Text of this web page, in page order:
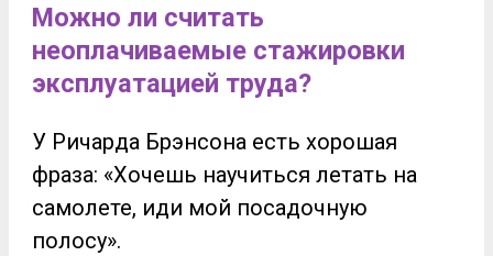
Можно ли считать
неоплачиваемые стажировки
эксплуатацией труда?
У Ричарда Брэнсона есть хорошая
фраза: «Хочешь научиться летать на
самолете, иди мой посадочную
полосу».